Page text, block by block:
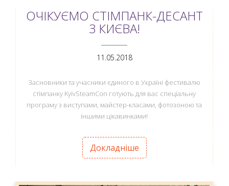
ОЧІКУЄМО СТІМПАНК-ДЕСАНТ
З КИЄВА!
11.05.2018
Засновники та учасники єдиного в Україні фестивалю
стімпанку KyivSteamCon готують для вас спеціальну
програму з виступами, майстер-класами, фотозоною та
іншими цікавинками!
Докладніше